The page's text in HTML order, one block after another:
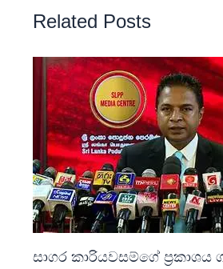
Related Posts
සාගර කාරියවසම්ගේ